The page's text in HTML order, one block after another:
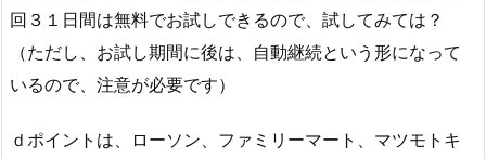
回３１日間は無料でお試しできるので、試してみては？
（ただし、お試し期間に後は、自動継続という形になって
いるので、注意が必要です）
ｄポイントは、ローソン、ファミリーマート、マツモトキ